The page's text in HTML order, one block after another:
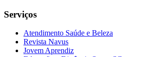
Serviços
Atendimento Saúde e Beleza
Revista Navus
Jovem Aprendiz